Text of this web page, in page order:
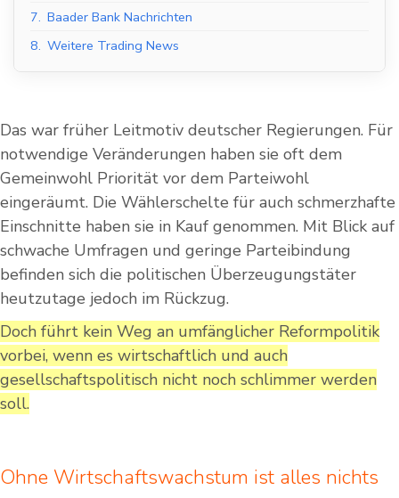
7. Baader Bank Nachrichten
8. Weitere Trading News
Das war früher Leitmotiv deutscher Regierungen. Für
notwendige Veränderungen haben sie oft dem
Gemeinwohl Priorität vor dem Parteiwohl
eingeräumt. Die Wählerschelte für auch schmerzhafte
Einschnitte haben sie in Kauf genommen. Mit Blick auf
schwache Umfragen und geringe Parteibindung
befinden sich die politischen Überzeugungstäter
heutzutage jedoch im Rückzug.
Doch führt kein Weg an umfänglicher Reformpolitik
vorbei, wenn es wirtschaftlich und auch
gesellschaftspolitisch nicht noch schlimmer werden
soll.
Ohne Wirtschaftswachstum ist alles nichts